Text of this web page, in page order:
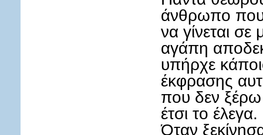
άνθρωπο που
να γίνεται
αγάπη
υπήρχε
έκφρασης
που δεν
έτσι το έλεγα.
Όταν